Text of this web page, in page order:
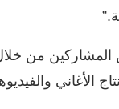
المشاركين من
الأغاني